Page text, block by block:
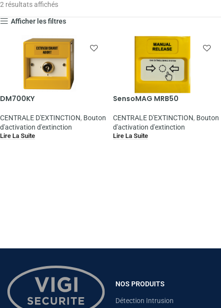
2 résultats affichés
Afficher les filtres
DM700KY
CENTRALE D'EXTINCTION, Bouton
d'activation d'extinction
Lire La Suite
SensoMAG MRB50
CENTRALE D'EXTINCTION, Bouton
d'activation d'extinction
Lire La Suite
NOS PRODUITS
Détection Intrusion